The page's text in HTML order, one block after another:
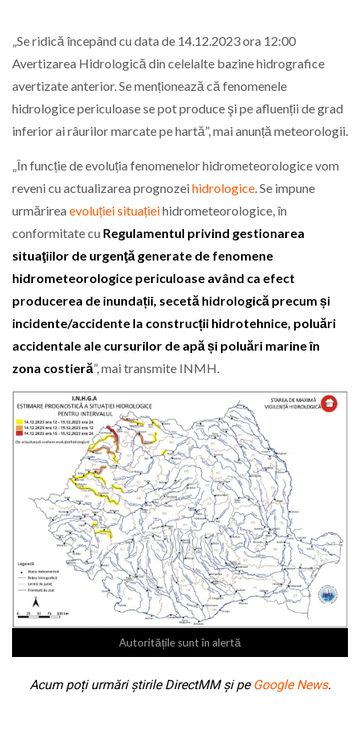
„Se ridică începând cu data de 14.12.2023 ora 12:00
Avertizarea Hidrologică din celelalte bazine hidrografice
avertizate anterior. Se menționează că fenomenele
hidrologice periculoase se pot produce şi pe afluenții de grad
inferior ai râurilor marcate pe hartă”, mai anunță meteorologii.
„În funcție de evoluția fenomenelor hidrometeorologice vom
reveni cu actualizarea prognozeihidrologice . Se impune
urmărireaevoluției situațieihidrometeorologice, în
conformitate cu Regulamentul privind gestionarea
situaţiilor de urgenţă generate de fenomene
hidrometeorologice periculoase având ca efect
producerea de inundații, secetă hidrologică precum și
incidente/accidente la construcții hidrotehnice, poluări
accidentale ale cursurilor de apă și poluări marine în
zona costieră”, mai transmite INMH.
Autoritățile sunt în alertă
Acum poți urmări știrile DirectMM și pe Google News.